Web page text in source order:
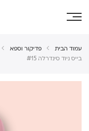
עמוד הבית פדיקור וספא
בייס ניוד סינדרלה #15